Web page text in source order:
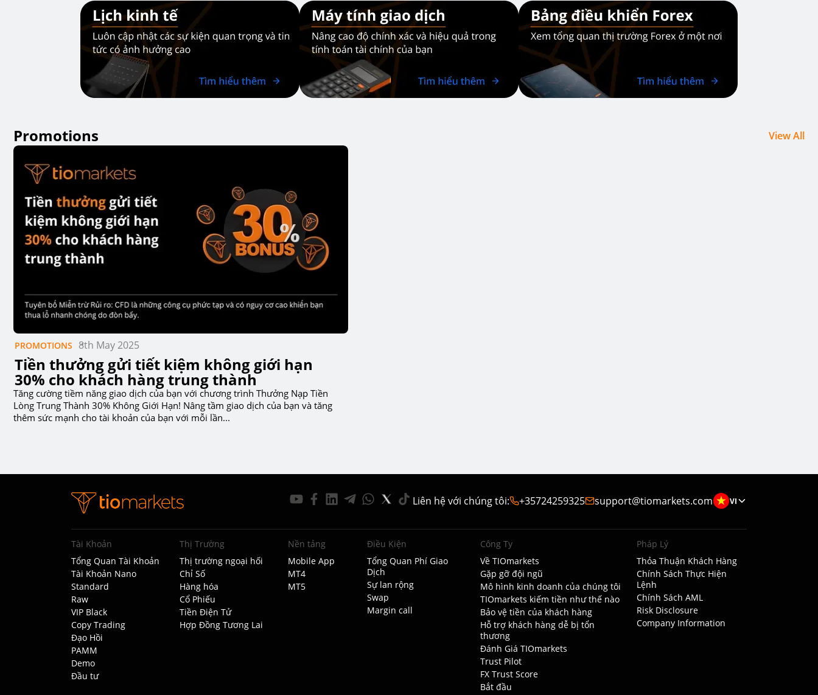
Promotions View All
PROMOTIONS 8th May 2025
Tiền thưởng gửi tiết kiệm không giới hạn
30% cho khách hàng trung thành
Tăng cường tiềm năng giao dịch của bạn với chương trình Thưởng Nạp Tiền
Lòng Trung Thành 30% Không Giới Hạn! Nâng tầm giao dịch của bạn và tăng
thêm sức mạnh cho tài khoản của bạn với mỗi lần...
Liên hệ với chúng tôi: +35724259325 support@tiomarkets.com VI
Tài Khoản
Tổng Quan Tài Khoản
Tài Khoản Nano
Standard
Raw
VIP Black
Copy Trading
Đạo Hồi
PAMM
Demo
Đầu tư
Thị Trường
Thị trường ngoại hối
Chỉ Số
Hàng hóa
Cổ Phiếu
Tiền Điện Tử
Hợp Đồng Tương Lai
Nền tảng
Mobile App
MT4
MT5
Điều Kiện
Tổng Quan Phí Giao
Dịch
Sự lan rộng
Swap
Margin call
Công Ty
Về TIOmarkets
Gặp gỡ đội ngũ
Mô hình kinh doanh của chúng tôi
TIOmarkets kiếm tiền như thế nào
Bảo vệ tiền của khách hàng
Hỗ trợ khách hàng dễ bị tổn
thương
Đánh Giá TIOmarkets
Trust Pilot
FX Trust Score
Bắt đầu
Pháp Lý
Thỏa Thuận Khách Hàng
Chính Sách Thực Hiện
Lệnh
Chính Sách AML
Risk Disclosure
Company Information